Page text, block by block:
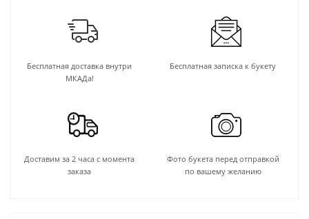
Бесплатная доставка внутри
МКАДа!
Бесплатная записка к букету
Доставим за 2 часа с момента
заказа
Фото букета перед отправкой
по вашему желанию